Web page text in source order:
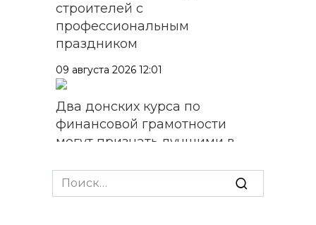
строителей с
профессиональным
праздником
09 августа 2026 12:01
Два донских курса по
финансовой грамотности
могут признать лучшими в
09 августа 2026 11:43
Search
for: